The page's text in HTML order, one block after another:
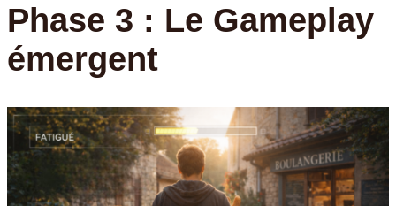
Phase 3 : Le Gameplay
émergent